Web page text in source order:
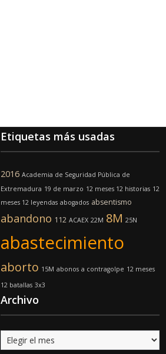
Etiquetas más usadas
2016 Academia de Seguridad Pública de
Extremadura 19 de marzo 12 meses 12 historias 12
meses 12 leyendas abogados absentismo
abandono 112 ACAEX 22M 8M 25N
abastecimiento
aborto 15M abonos a contragolpe 12 meses
12 batallas 3x3
Archivo
Archivo